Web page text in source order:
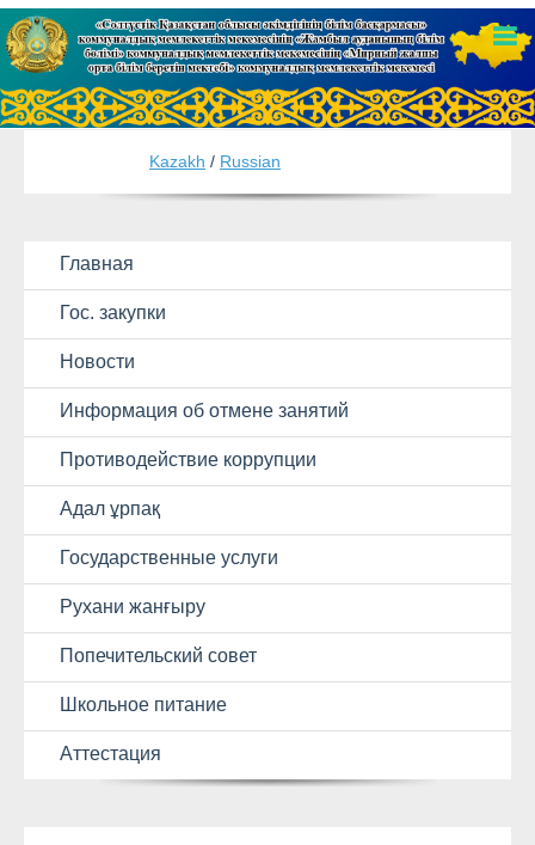
Kazakh / Russian
Главная
Гос. закупки
Новости
Информация об отмене занятий
Противодействие коррупции
Адал ұрпақ
Государственные услуги
Рухани жанғыру
Попечительский совет
Школьное питание
Аттестация